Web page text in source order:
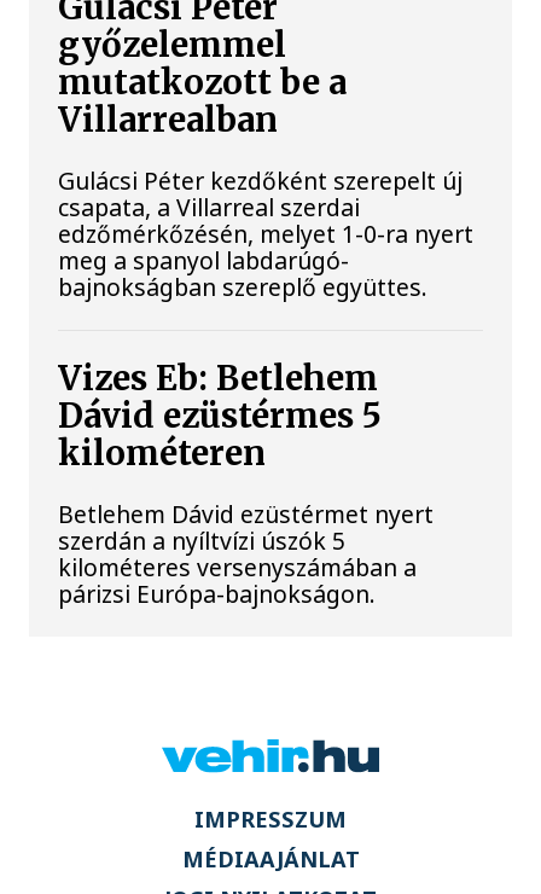
győzelemmel
mutatkozott be a
Villarrealban
Gulácsi Péter kezdőként szerepelt új
csapata, a Villarreal szerdai
edzőmérkőzésén, melyet 1-0-ra nyert
meg a spanyol labdarúgó-
bajnokságban szereplő együttes.
Vizes Eb: Betlehem
Dávid ezüstérmes 5
kilométeren
Betlehem Dávid ezüstérmet nyert
szerdán a nyíltvízi úszók 5
kilométeres versenyszámában a
párizsi Európa-bajnokságon.
IMPRESSZUM
MÉDIAAJÁNLAT